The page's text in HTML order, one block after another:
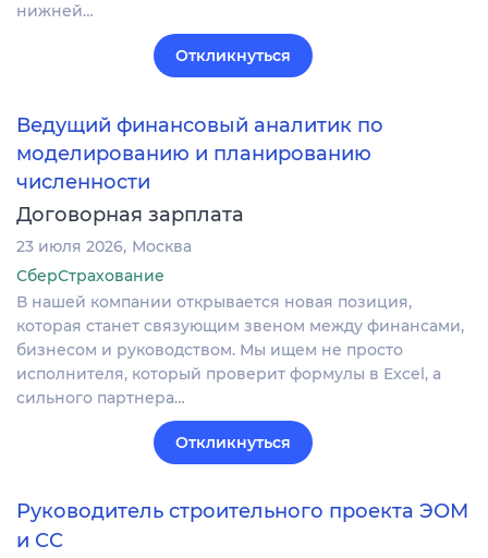
нижней…
Откликнуться
Ведущий финансовый аналитик по
моделированию и планированию
численности
Договорная зарплата
23 июля 2026 Москва
СберСтрахование
В нашей компании открывается новая позиция,
которая станет связующим звеном между финансами,
бизнесом и руководством. Мы ищем не просто
исполнителя, который проверит формулы в Excel, а
сильного партнера…
Откликнуться
Руководитель строительного проекта ЭОМ
и СС